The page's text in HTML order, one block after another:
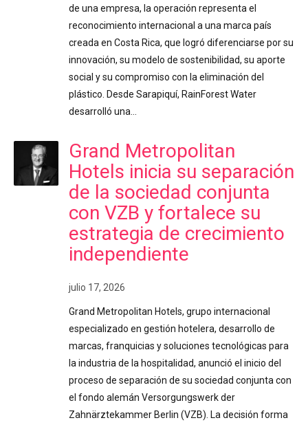
de una empresa, la operación representa el
reconocimiento internacional a una marca país
creada en Costa Rica, que logró diferenciarse por su
innovación, su modelo de sostenibilidad, su aporte
social y su compromiso con la eliminación del
plástico. Desde Sarapiquí, RainForest Water
desarrolló una…
Grand Metropolitan
Hotels inicia su separación
de la sociedad conjunta
con VZB y fortalece su
estrategia de crecimiento
independiente
julio 17, 2026
Grand Metropolitan Hotels, grupo internacional
especializado en gestión hotelera, desarrollo de
marcas, franquicias y soluciones tecnológicas para
la industria de la hospitalidad, anunció el inicio del
proceso de separación de su sociedad conjunta con
el fondo alemán Versorgungswerk der
Zahnärztekammer Berlin (VZB). La decisión forma